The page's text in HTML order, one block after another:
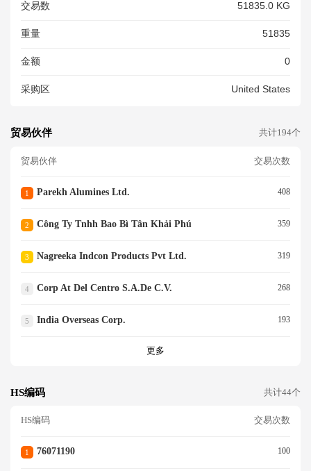
交易数 51835.0 KG
重量 51835
金额 0
采购区 United States
贸易伙伴 共计194个
贸易伙伴 交易次数
1 Parekh Alumines Ltd. 408
2 Công Ty Tnhh Bao Bì Tân Khải Phú 359
3 Nagreeka Indcon Products Pvt Ltd. 319
4 Corp At Del Centro S.a.de C.v. 268
5 India Overseas Corp. 193
更多
HS编码 共计44个
HS编码 交易次数
1 76071190 100